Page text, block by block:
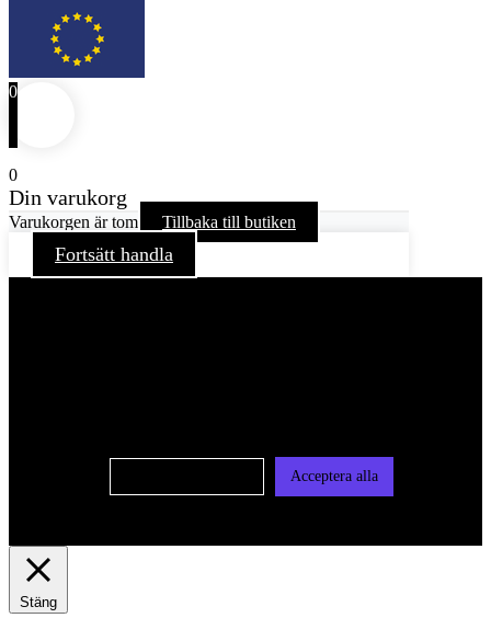
0
0
Din varukorg
Varukorgen är tom Tillbaka till butiken
Fortsätt handla
Acceptera alla
Stäng